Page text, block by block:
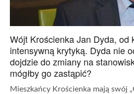
Wójt Krościenka Jan Dyda, od
intensywną krytyką. Dyda nie
dojdzie do zmiany na
mógłby go zastąpić?
Mieszkańcy Krościenka mają swój